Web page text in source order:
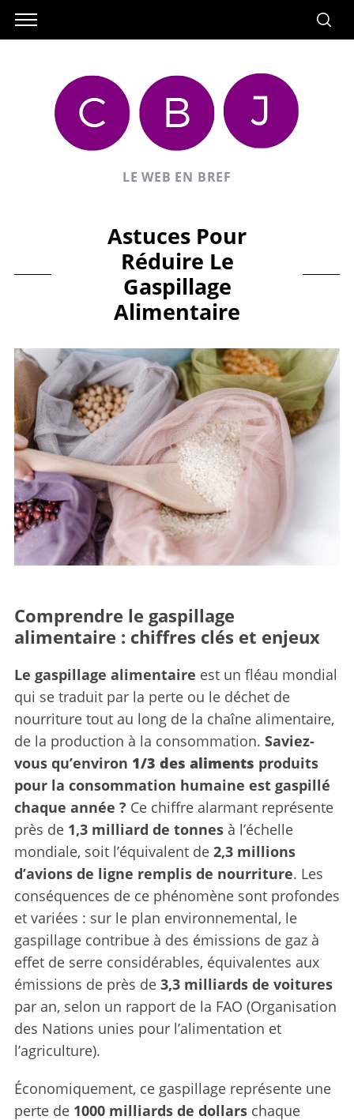
LE WEB EN BREF
Astuces Pour
Réduire Le
Gaspillage
Alimentaire
Comprendre le gaspillage
alimentaire : chiffres clés et enjeux
Le gaspillage alimentaire est un fléau mondial
qui se traduit par la perte ou le déchet de
nourriture tout au long de la chaîne alimentaire,
de la production à la consommation. Saviez-
vous qu’environ 1/3 des aliments produits
pour la consommation humaine est gaspillé
chaque année ? Ce chiffre alarmant représente
près de 1,3 milliard de tonnesà l’échelle
mondiale, soit l’équivalent de 2,3 millions
d’avions de ligne remplis de nourriture. Les
conséquences de ce phénomène sont profondes
et variées : sur le plan environnemental, le
gaspillage contribue à des émissions de gaz à
effet de serre considérables, équivalentes aux
émissions de près de 3,3 milliards de voitures
par an, selon un rapport de la FAO (Organisation
des Nations unies pour l’alimentation et
l’agriculture).
Économiquement, ce gaspillage représente une
perte de 1000 milliards de dollarschaque